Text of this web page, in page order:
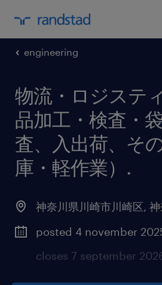
engineering
物流・ロジステ
品加工・検査・
査、入出荷、そ
庫・軽作業） .
神奈川県川崎市川崎区,
posted 4 november
closes 7 september